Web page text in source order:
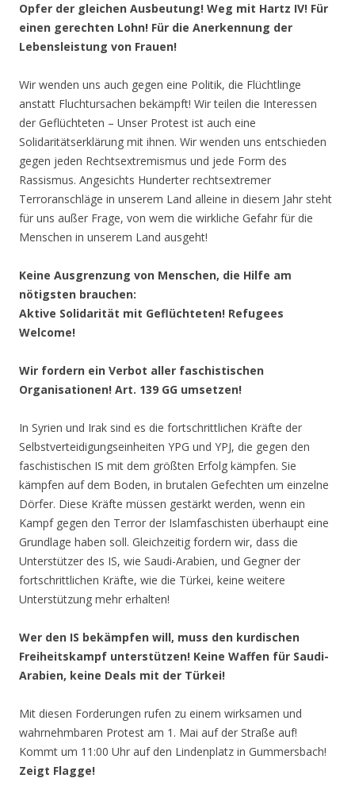
Opfer der gleichen Ausbeutung! Weg mit Hartz IV! Für
einen gerechten Lohn! Für die Anerkennung der
Lebensleistung von Frauen!
Wir wenden uns auch gegen eine Politik, die Flüchtlinge
anstatt Fluchtursachen bekämpft! Wir teilen die Interessen
der Geflüchteten – Unser Protest ist auch eine
Solidaritätserklärung mit ihnen. Wir wenden uns entschieden
gegen jeden Rechtsextremismus und jede Form des
Rassismus. Angesichts Hunderter rechtsextremer
Terroranschläge in unserem Land alleine in diesem Jahr steht
für uns außer Frage, von wem die wirkliche Gefahr für die
Menschen in unserem Land ausgeht!
Keine Ausgrenzung von Menschen, die Hilfe am
nötigsten brauchen:
Aktive Solidarität mit Geflüchteten! Refugees
Welcome!
Wir fordern ein Verbot aller faschistischen
Organisationen! Art. 139 GG umsetzen!
In Syrien und Irak sind es die fortschrittlichen Kräfte der
Selbstverteidigungseinheiten YPG und YPJ, die gegen den
faschistischen IS mit dem größten Erfolg kämpfen. Sie
kämpfen auf dem Boden, in brutalen Gefechten um einzelne
Dörfer. Diese Kräfte müssen gestärkt werden, wenn ein
Kampf gegen den Terror der Islamfaschisten überhaupt eine
Grundlage haben soll. Gleichzeitig fordern wir, dass die
Unterstützer des IS, wie Saudi-Arabien, und Gegner der
fortschrittlichen Kräfte, wie die Türkei, keine weitere
Unterstützung mehr erhalten!
Wer den IS bekämpfen will, muss den kurdischen
Freiheitskampf unterstützen! Keine Waffen für Saudi-
Arabien, keine Deals mit der Türkei!
Mit diesen Forderungen rufen zu einem wirksamen und
wahrnehmbaren Protest am 1. Mai auf der Straße auf!
Kommt um 11:00 Uhr auf den Lindenplatz in Gummersbach!
Zeigt Flagge!